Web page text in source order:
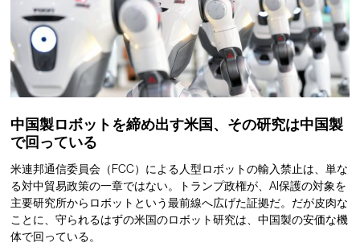
中国製ロボットを締め出す米国、その研究は中国製
で回っている
米連邦通信委員会（FCC）による人型ロボットの輸入禁止は、単な
る対中貿易政策の一章ではない。トランプ政権が、AI保護の対象を
主要研究所からロボットという最前線へ広げた証拠だ。だが皮肉な
ことに、守られるはずの米国のロボット研究は、中国製の安価な機
体で回っている。